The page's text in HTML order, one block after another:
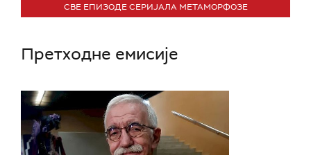
СВЕ ЕПИЗОДЕ СЕРИЈАЛА МЕТАМОРФОЗЕ
Претходне емисије